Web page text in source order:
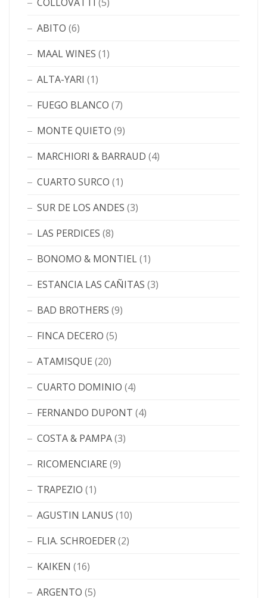
ABITO (6)
MAAL WINES (1)
ALTA-YARI (1)
FUEGO BLANCO (7)
MONTE QUIETO (9)
MARCHIORI & BARRAUD (4)
CUARTO SURCO (1)
SUR DE LOS ANDES (3)
LAS PERDICES (8)
BONOMO & MONTIEL(1)
ESTANCIA LAS CAÑITAS (3)
BAD BROTHERS (9)
FINCA DECERO (5)
ATAMISQUE (20)
CUARTO DOMINIO (4)
FERNANDO DUPONT (4)
COSTA & PAMPA(3)
RICOMENCIARE (9)
TRAPEZIO (1)
AGUSTIN LANUS (10)
FLIA. SCHROEDER(2)
KAIKEN (16)
ARGENTO (5)